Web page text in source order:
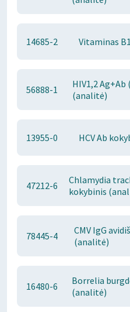
14685-2 Vitaminas
56888-1
HIV1,2
(analitė)
13955-0 HCV Ab
47212-6
Chlamydia
kokybinis
78445-4
CMV IgG
(analitė)
16480-6
Borrelia
(analitė)